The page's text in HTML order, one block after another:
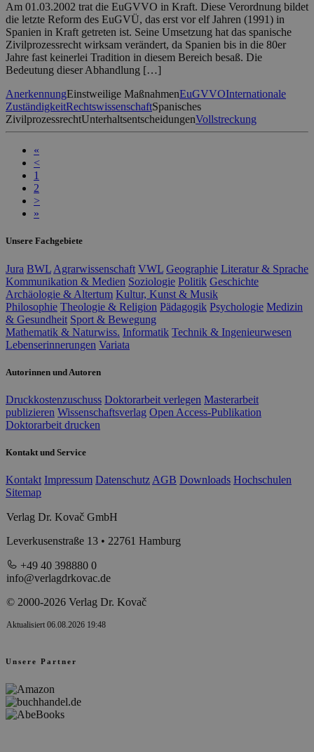
Am 01.03.2002 trat die EuGVVO in Kraft. Diese Verordnung bildet
die letzte Reform des EuGVÜ, das erst vor elf Jahren (1991) in
Spanien in Kraft getreten ist. Seine Umsetzung hat das spanische
Zivilprozessrecht wirksam verändert, da Spanien bis in die 80er
Jahre fast keinerlei Tradition in diesem Bereich besaß. Die
Bedeutung dieser Abhandlung […]
AnerkennungEinstweilige MaßnahmenEuGVVOInternationale
ZuständigkeitRechtswissenschaftSpanisches
ZivilprozessrechtUnterhaltsentscheidungenVollstreckung
«
<
1
2
>
»
Unsere Fachgebiete
Jura BWL Agrarwissenschaft VWL Geographie Literatur & Sprache
Kommunikation & Medien Soziologie Politik Geschichte
Archäologie & Altertum Kultur, Kunst & Musik
Philosophie Theologie & Religion Pädagogik Psychologie Medizin
& Gesundheit Sport & Bewegung
Mathematik & Naturwiss. Informatik Technik & Ingenieurwesen
Lebenserinnerungen Variata
Autorinnen und Autoren
Druckkostenzuschuss Doktorarbeit verlegen Masterarbeit
publizieren Wissenschaftsverlag Open Access-Publikation
Doktorarbeit drucken
Kontakt und Service
Kontakt Impressum Datenschutz AGB Downloads Hochschulen
Sitemap
Verlag Dr. Kovač GmbH
Leverkusenstraße 13 • 22761 Hamburg
+49 40 398880 0
info@verlagdrkovac.de
© 2000-2026 Verlag Dr. Kovač
Aktualisiert 06.08.2026 19:48
Unsere Partner